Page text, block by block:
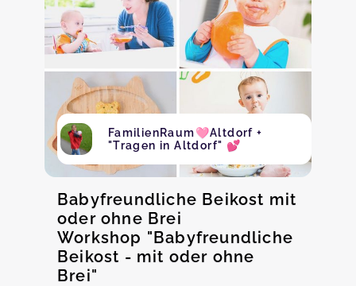
FamilienRaum🩷Altdorf +
"Tragen in Altdorf" 💕
Babyfreundliche Beikost mit
oder ohne Brei
Workshop "Babyfreundliche
Beikost - mit oder ohne
Brei"